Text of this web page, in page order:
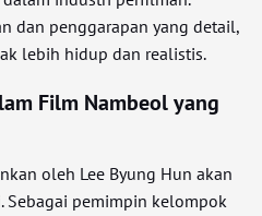
dan penggarapan yang detail,
lebih hidup dan realistis.
Film Nambeol yang
oleh Lee Byung Hun akan
pemimpin kelompok